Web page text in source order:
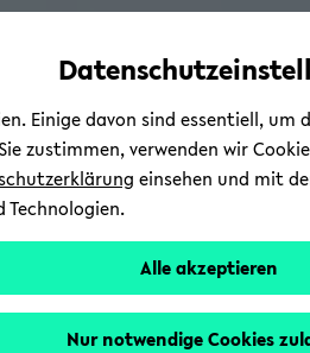
avoid
content
zum
wechseln
zum
wechseln
zum
wechseln
Einige davon sind essentiell,
zustimmen, verwenden wir
einsehen und mit
Alle akzeptieren
Nur notwendige Cookies